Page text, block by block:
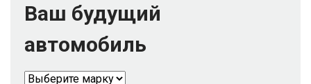
Ваш будущий
автомобиль